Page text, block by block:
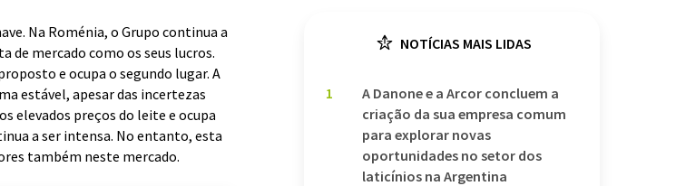
Na Roménia, o Grupo continua a
de mercado como os seus lucros.
e ocupa o segundo lugar. A
estável, apesar das incertezas
elevados preços do leite e ocupa
a ser intensa. No entanto, esta
também neste mercado.
NOTÍCIAS MAIS LIDAS
1
A Danone e a Arcor concluem a
criação da sua empresa comum
para explorar novas
oportunidades no setor dos
laticínios na Argentina